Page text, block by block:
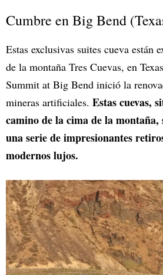
Cumbre en Big Bend
Estas exclusivas suites cueva están
de la montaña Tres Cuevas, en
Summit at Big Bend inició la
mineras artificiales. Estas cuevas,
camino de la cima de la
una serie de impresionantes
modernos lujos.